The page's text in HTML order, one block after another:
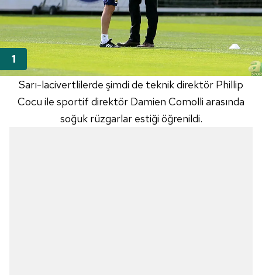
Sarı-lacivertlilerde şimdi de teknik direktör Phillip
Cocu ile sportif direktör Damien Comolli arasında
soğuk rüzgarlar estiği öğrenildi.